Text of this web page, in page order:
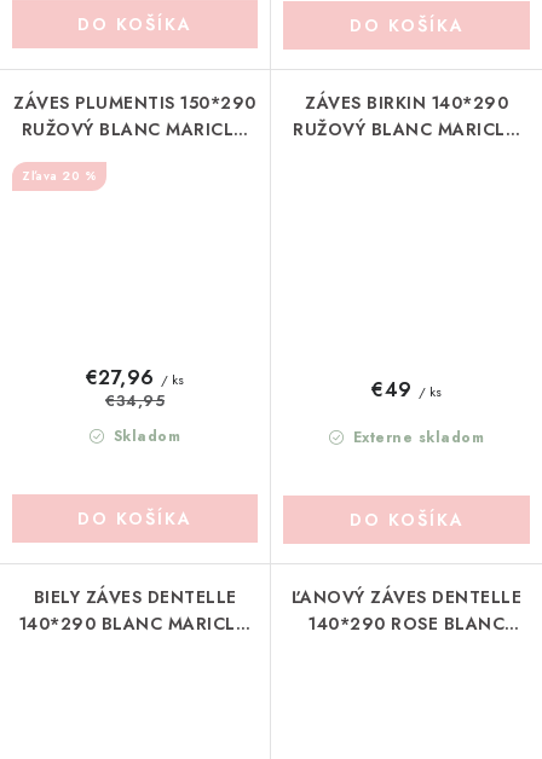
DO KOŠÍKA DO KOŠÍKA
ZÁVES PLUMENTIS 150*290
RUŽOVÝ BLANC MARICLO
(A3615099RO)
20 %
Skladom
€27,96 / ks
€34,95
DO KOŠÍKA
ZÁVES BIRKIN 140*290
RUŽOVÝ BLANC MARICLO
Externe skladom
€49 / ks
DO KOŠÍKA
BIELY ZÁVES DENTELLE
140*290 BLANC MARICLO
ĽANOVÝ ZÁVES DENTELLE
140*290 ROSE BLANC